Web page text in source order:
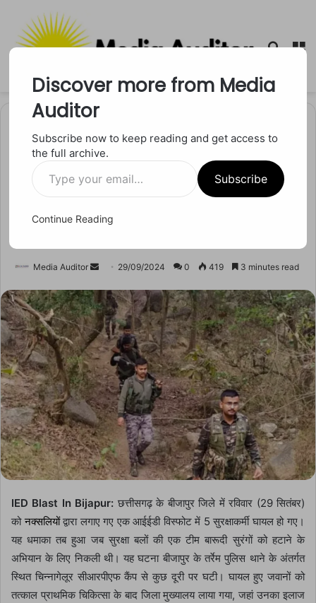
Search
छत्तीसगढ
IED Blast In Bijapur: नक्सलियों
Media Auditor
Send
email
29/09/2024 0 419 3 minutes read
IED Blast In Bijapur: छत्तीसगढ़ के बीजापुर जिले में रविवार (29 सितंबर)
कोनक्सलियोंद्वारा लगाए गए एक आईईडी विस्फोट में 5 सुरक्षाकर्मी घायल हो गए।
यह धमाका तब हुआ जब सुरक्षा बलों की एक टीम बारूदी सुरंगों को हटाने के
अभियान के लिए निकली थी। यह घटना बीजापुर के तर्रेम पुलिस थाने के अंतर्गत
स्थित चिन्नागेलूर सीआरपीएफ कैंप से कुछ दूरी पर घटी। घायल हुए जवानों को
तत्काल प्राथमिक चिकित्सा के बाद जिला मुख्यालय लाया गया, जहां उनका इलाज
Discover more from Media
Auditor
Subscribe now to keep reading and get access to
the full archive.
Type
your
email…
Subscribe
Continue Reading